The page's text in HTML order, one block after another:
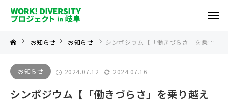
お知らせ お知らせ シンポジウム【「働きづらさ」を乗り越えるために、いま社会に求められるものとは 】を開催しました
お知らせ 2024.07.12 2024.07.16
シンポジウム【「働きづらさ」を乗り越え